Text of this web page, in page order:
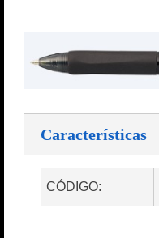
Características
CÓDIGO: